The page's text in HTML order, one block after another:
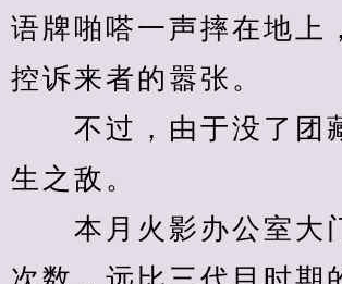
语牌啪嗒一声摔在地上
控诉来者的嚣张。
不过，由于没了团
生之敌。
本月火影办公室大